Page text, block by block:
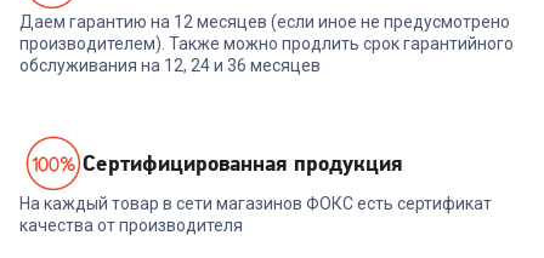
Даем гарантию на 12 месяцев (если иное не предусмотрено
производителем). Также можно продлить срок гарантийного
обслуживания на 12, 24 и 36 месяцев
Cертифицированная продукция
На каждый товар в сети магазинов ФОКС есть сертификат
качества от производителя